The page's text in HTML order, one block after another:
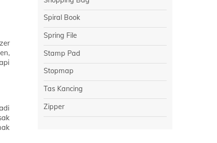
Spiral Book
Spring File
Stamp Pad
Stopmap
Tas Kancing
Zipper